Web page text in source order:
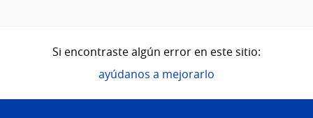
Si encontraste algún error en este sitio:
ayúdanos a mejorarlo